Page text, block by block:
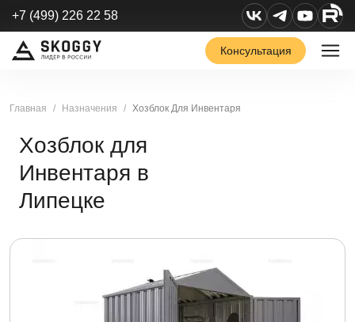
+7 (499) 226 22 58
Консультация
Главная Назначения Хозблок Для Инвентаря
Хозблок для
Инвентаря в
Липецке